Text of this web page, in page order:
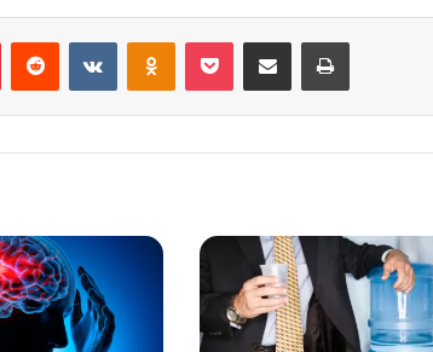
PinterestReddit VKontakteOdnoklassniki
Pocket Share via Email Print